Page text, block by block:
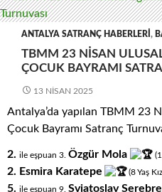
ANTALYA SATRANÇ HABERLERI ,
TBMM 23 NISAN
ÇOCUK BAYRAMI
13 NISAN 2025
Antalya’da yapılan TBMM 23
Çocuk Bayramı Satranç
2. ile eşpuan 3. Özgür Mola
2. Esmira Karatepe (8Yaş
5. ile eşpuan 9. Sviatoslav